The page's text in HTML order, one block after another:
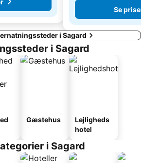
Se
i Sagard
i Sagard
Gæstehus
Lejligheds
hotel
i Sagard